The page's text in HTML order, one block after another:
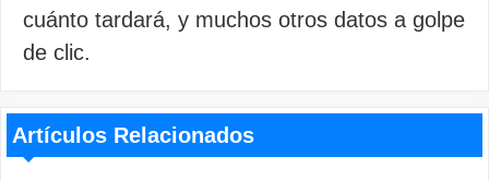
cuánto tardará, y muchos otros datos a golpe
de clic.
Artículos Relacionados